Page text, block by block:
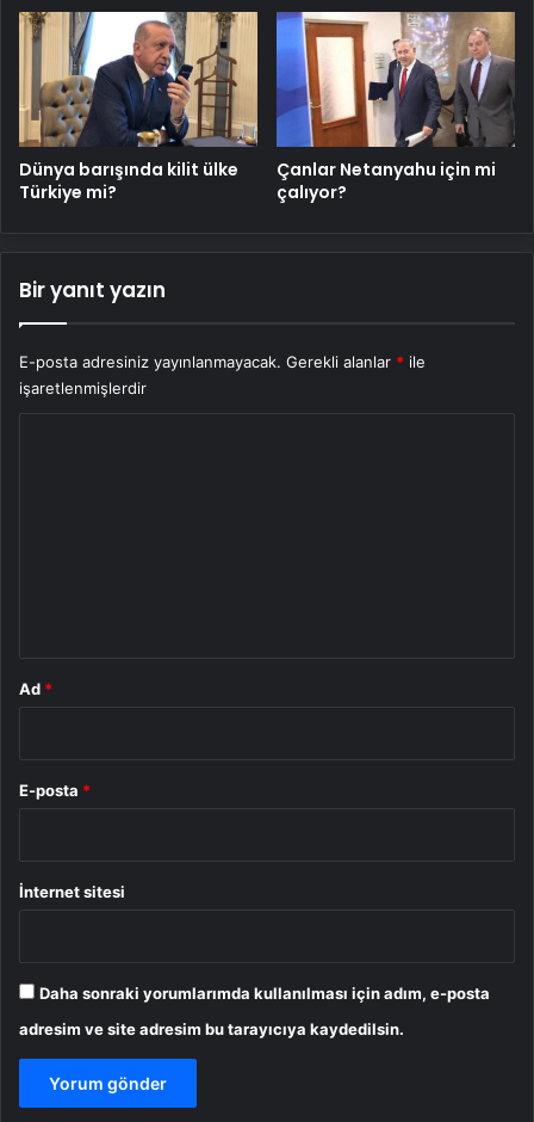
Dünya barışında kilit ülke
Türkiye mi?
Çanlar Netanyahu için mi
çalıyor?
Bir yanıt yazın
E-posta adresiniz yayınlanmayacak. Gerekli alanlar * ile
işaretlenmişlerdir
Ad *
E-posta *
İnternet sitesi
Daha sonraki yorumlarımda kullanılması için adım, e-posta
adresim ve site adresim bu tarayıcıya kaydedilsin.